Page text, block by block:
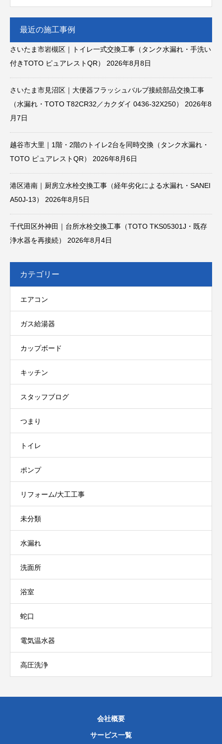
最近の施工事例
さいたま市岩槻区｜トイレ一式交換工事（タンク水漏れ・手洗い
付きTOTO ピュアレストQR）
2026年8月8日
さいたま市見沼区｜大便器フラッシュバルブ接続部品交換工事
（水漏れ・TOTO T82CR32／カクダイ 0436-32X250）
2026年8
月7日
越谷市大里｜1階・2階のトイレ2台を同時交換（タンク水漏れ・
TOTO ピュアレストQR）
2026年8月6日
港区港南｜厨房立水栓交換工事（経年劣化による水漏れ・SANEI
A50J-13）
2026年8月5日
千代田区外神田｜台所水栓交換工事（TOTO TKS05301J・既存
浄水器を再接続）
2026年8月4日
カテゴリー
エアコン
ガス給湯器
カップボード
キッチン
スタッフブログ
つまり
トイレ
ポンプ
リフォーム/大工工事
未分類
水漏れ
洗面所
浴室
蛇口
電気温水器
高圧洗浄
会社概要
サービス一覧